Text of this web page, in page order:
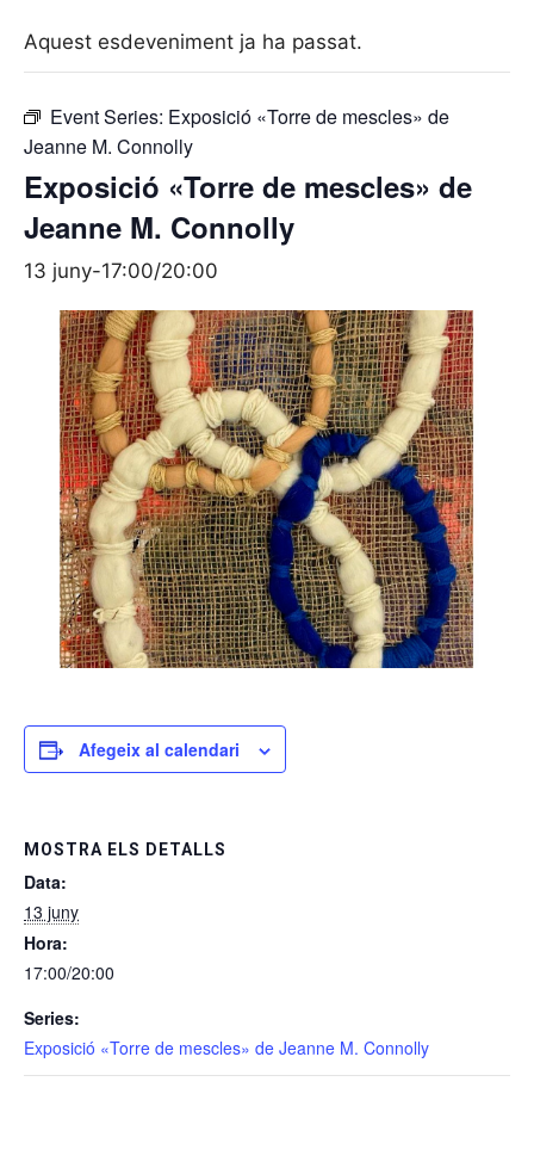
Aquest esdeveniment ja ha passat.
Event Series: Exposició «Torre de mescles» de
Jeanne M. Connolly
Exposició «Torre de mescles» de
Jeanne M. Connolly
13 juny-17:00/20:00
Afegeix al calendari
MOSTRA ELS DETALLS
Data:
13 juny
Hora:
17:00/20:00
Series:
Exposició «Torre de mescles» de Jeanne M. Connolly